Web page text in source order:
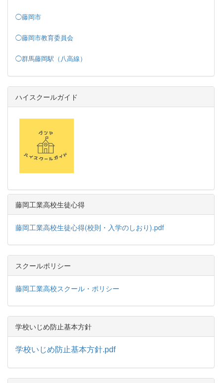
◯藤岡市
◯藤岡市教育委員会
◯群馬藤岡駅（八高線）
ハイスクールガイド
藤岡工業高校生徒心得
藤岡工業高校生徒心得(校則・入学のしおり).pdf
スクールポリシー
藤岡工業高校スクール・ポリシー
学校いじめ防止基本方針
学校いじめ防止基本方針.pdf